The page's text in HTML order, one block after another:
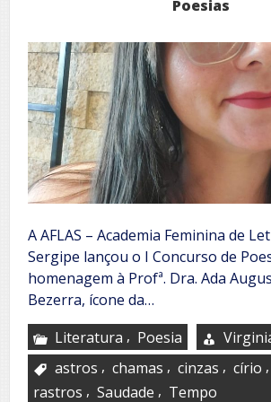
Poesias
A AFLAS – Academia Feminina de
Sergipe lançou o I Concurso de
homenagem à Profª. Dra. Ada
Bezerra, ícone da…
Literatura , Poesia
astros , chamas , cinzas , círio ,
rastros , Saudade , Tempo